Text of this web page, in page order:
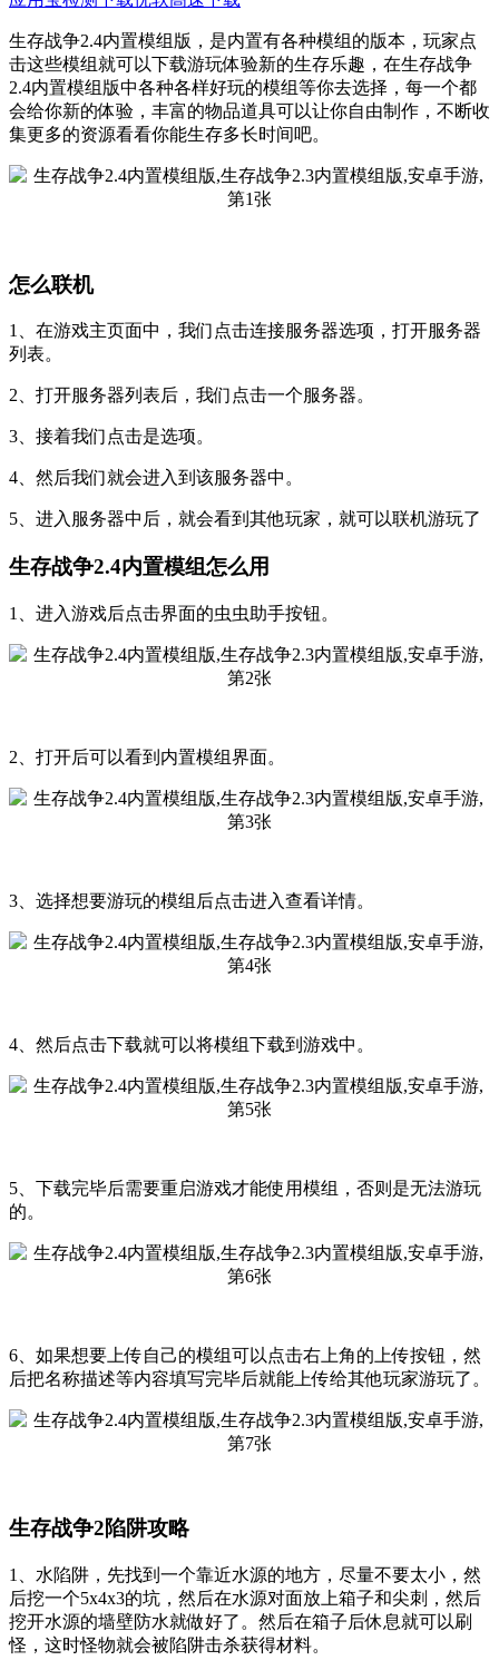
生存战争2.4内置模组版，是内置有各种模组的版本，玩家点
击这些模组就可以下载游玩体验新的生存乐趣，在生存战争
2.4内置模组版中各种各样好玩的模组等你去选择，每一个都
会给你新的体验，丰富的物品道具可以让你自由制作，不断收
集更多的资源看看你能生存多长时间吧。
怎么联机
1、在游戏主页面中，我们点击连接服务器选项，打开服务器
列表。
2、打开服务器列表后，我们点击一个服务器。
3、接着我们点击是选项。
4、然后我们就会进入到该服务器中。
5、进入服务器中后，就会看到其他玩家，就可以联机游玩了
生存战争2.4内置模组怎么用
1、进入游戏后点击界面的虫虫助手按钮。
2、打开后可以看到内置模组界面。
3、选择想要游玩的模组后点击进入查看详情。
4、然后点击下载就可以将模组下载到游戏中。
5、下载完毕后需要重启游戏才能使用模组，否则是无法游玩
的。
6、如果想要上传自己的模组可以点击右上角的上传按钮，然
后把名称描述等内容填写完毕后就能上传给其他玩家游玩了。
生存战争2陷阱攻略
1、水陷阱，先找到一个靠近水源的地方，尽量不要太小，然
后挖一个5x4x3的坑，然后在水源对面放上箱子和尖刺，然后
挖开水源的墙壁防水就做好了。然后在箱子后休息就可以刷
怪，这时怪物就会被陷阱击杀获得材料。